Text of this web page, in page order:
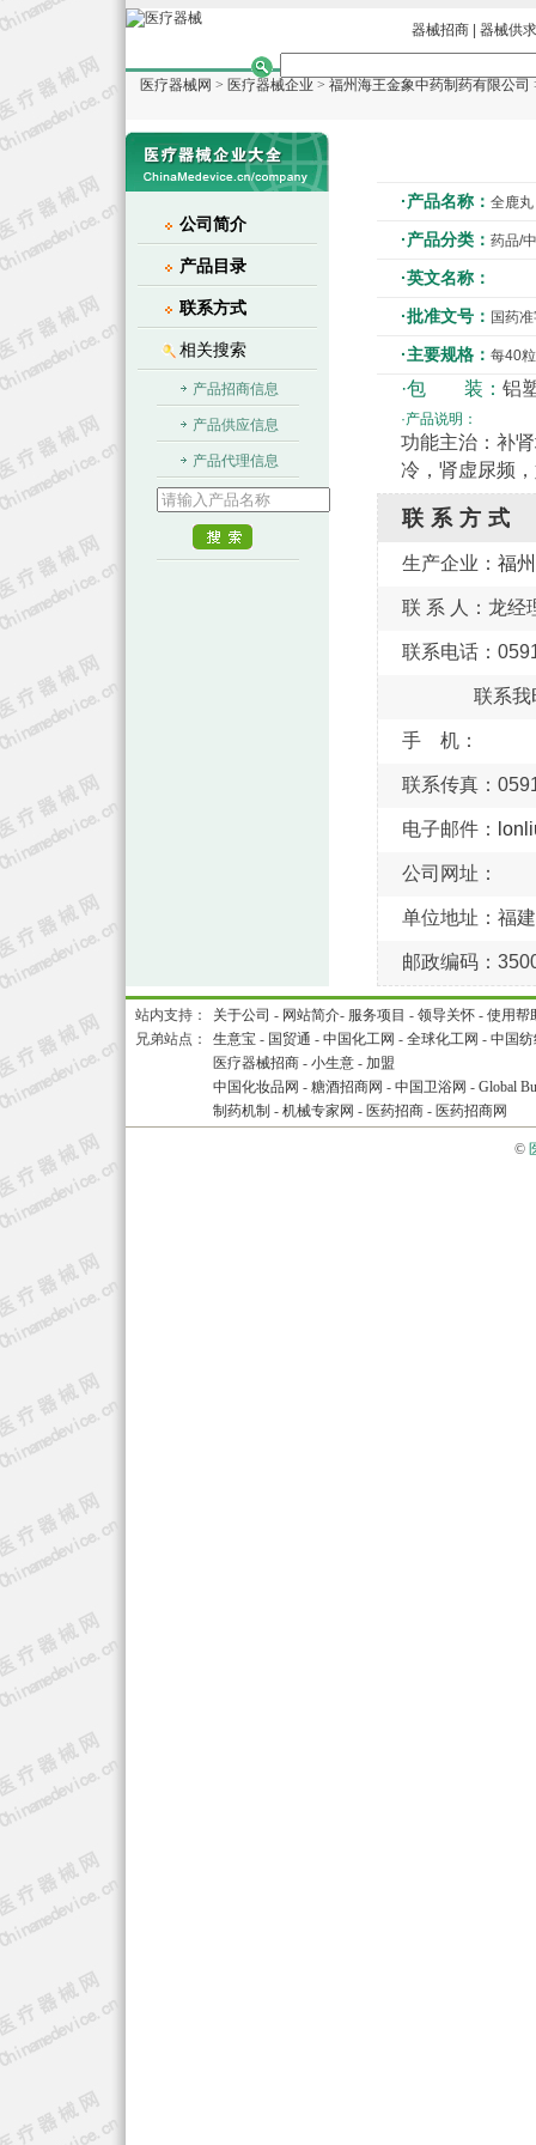
器械招商 器械供求
医疗器械网 > 医疗器械企业 > 福州海王金象中药制药有限公司
·产品名称： 全鹿丸
·产品分类： 药品/
·英文名称：
·批准文号： 国药
·主要规格： 每40
·包 装： 铝
·产品说明：
功能主治：补
冷，肾虚尿频
联系方式
生产企业： 福
联 系 人：龙经
联系电话：
联系我
手 机：
联系传真：
电子邮件：
公司网址：
单位地址：福
邮政编码：
公司简介
产品目录
联系方式
相关搜索
产品招商信息
产品供应信息
产品代理信息
站内支持： 关于公司 - 网站简介- 服务项目 - 领导关怀 - 使用帮
兄弟站点：
生意宝 - 国贸通 - 中国化工网 - 全球化工网 - 中国
医疗器械招商 - 小生意 - 加盟
中国化妆品网 - 糖酒招商网 - 中国卫浴网 - Global
制药机制 - 机械专家网 - 医药招商 - 医药招商网
©